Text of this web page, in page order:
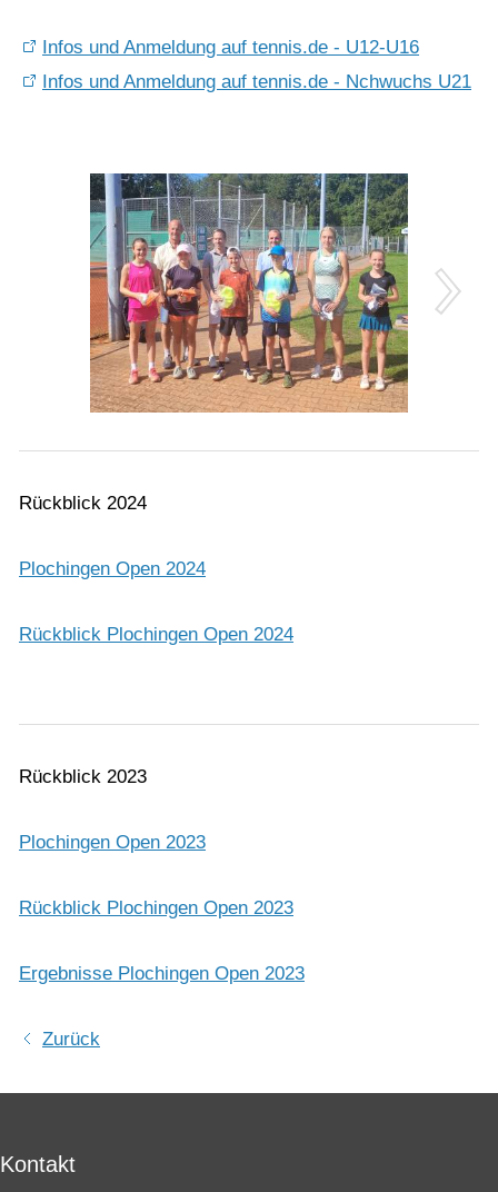
Infos und Anmeldung auf tennis.de - U12-U16
Infos und Anmeldung auf tennis.de - Nchwuchs U21
Rückblick 2024
Plochingen Open 2024
Rückblick Plochingen Open 2024
Rückblick 2023
Plochingen Open 2023
Rückblick Plochingen Open 2023
Ergebnisse Plochingen Open 2023
Zurück
Kontakt